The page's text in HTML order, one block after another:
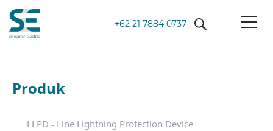
+62 21 7884 0737
LLPD - Line Lightning Protection Device
Produk